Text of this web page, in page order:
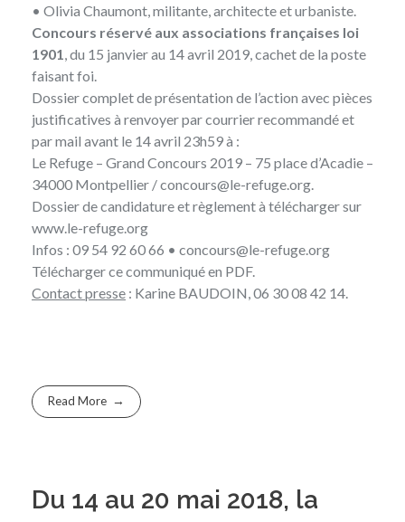
• Olivia Chaumont, militante, architecte et urbaniste.
Concours réservé aux associations françaises loi
1901 , du 15 janvier au 14 avril 2019, cachet de la poste
faisant foi.
Dossier complet de présentation de l’action avec pièces
justificatives à renvoyer par courrier recommandé et
par mail avant le 14 avril 23h59 à :
Le Refuge – Grand Concours 2019 – 75 place d’Acadie –
34000 Montpellier / concours@le-refuge.org.
Dossier de candidature et règlement à télécharger sur
www.le-refuge.org
Infos : 09 54 92 60 66 • concours@le-refuge.org
Téléchargerce communiqué en PDF.
Contact presse : Karine BAUDOIN, 06 30 08 42 14.
Read More
Du 14 au 20 mai 2018, la